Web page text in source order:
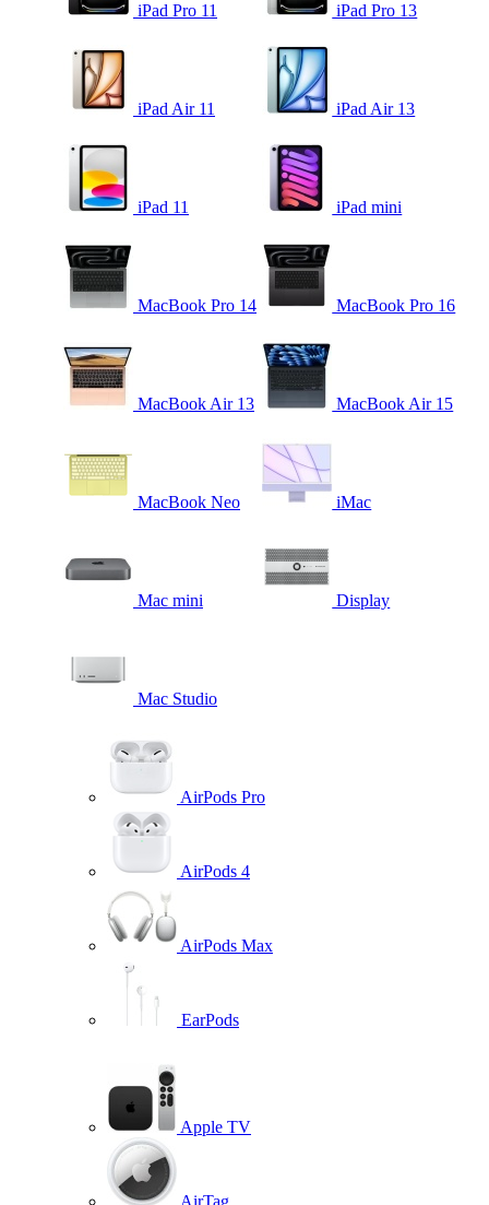
iPad Pro 11 iPad Pro 13
iPad Air 11 iPad Air 13
iPad 11 iPad mini
MacBook Pro 14 MacBook Pro 16
MacBook Air 13 MacBook Air 15
MacBook Neo iMac
Mac mini Display
Mac Studio
AirPods Pro
AirPods 4
AirPods Max
EarPods
Apple TV